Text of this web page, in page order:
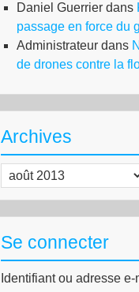
Daniel Guerrier dans
passage en force du
Administrateur dans
de drones contre la
Archives
Archives
Se connecter
Identifiant ou adresse e-